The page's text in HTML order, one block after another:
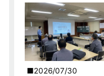
2026/07/30